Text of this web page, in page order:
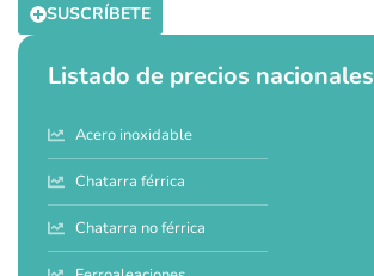
SUSCRÍBETE
Listado de precios nacionales
Acero inoxidable
Chatarra férrica
Chatarra no férrica